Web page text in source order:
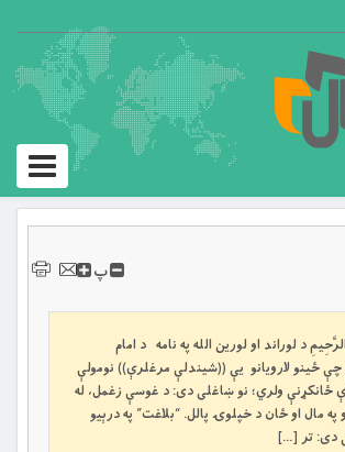
پ
د لوراند او لورین الله په نامه د امام
ځینو لارویانو یې ((شیندلې مرغلرې)) نومولې
ولري؛ نو ښاغلی دی: د غوسې زغمل، له
په مال او ځان د خپلوۍ پالل. “بلاغت” په درېیو
دی: تر […]